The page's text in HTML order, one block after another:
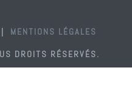
MENTIONS LÉGALES
DROITS RÉSERVÉS.